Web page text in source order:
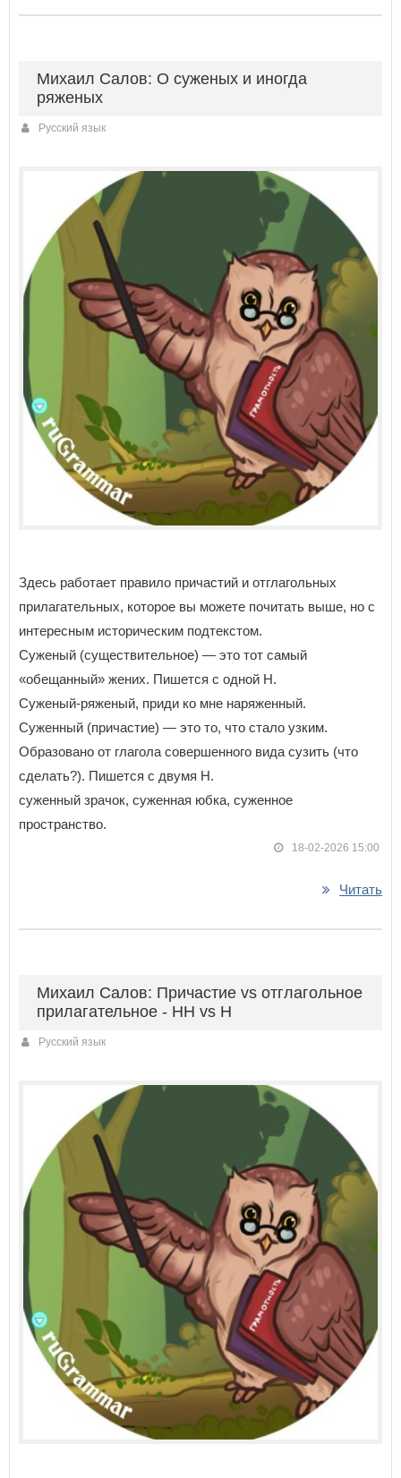
Михаил Салов: О суженых и иногда
ряженых
Русский язык
Здесь работает правило причастий и отглагольных
прилагательных, которое вы можете почитать выше, но с
интересным историческим подтекстом.
Суженый (существительное) — это тот самый
«обещанный» жених. Пишется с одной Н.
Суженый-ряженый, приди ко мне наряженный.
Суженный (причастие) — это то, что стало узким.
Образовано от глагола совершенного вида сузить (что
сделать?). Пишется с двумя Н.
суженный зрачок, суженная юбка, суженное
пространство.
18-02-2026 15:00
Читать
Михаил Салов: Причастие vs отглагольное
прилагательное - НН vs Н
Русский язык